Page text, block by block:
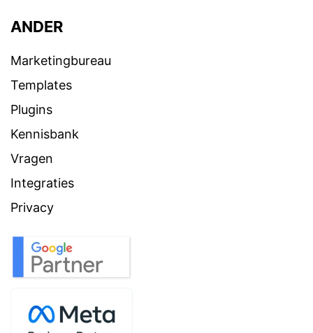
ANDER
Marketingbureau
Templates
Plugins
Kennisbank
Vragen
Integraties
Privacy